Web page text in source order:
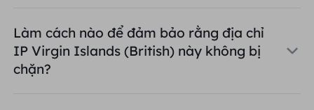
Làm cách nào để đảm bảo rằng địa chỉ
IP Virgin Islands (British) này không bị
chặn?